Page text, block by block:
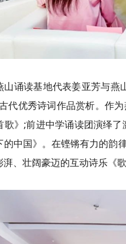
山诵读基地代表姜亚芳与燕
代优秀诗词作品赏析。作
歌》;前进中学诵读团演绎
的中国》。在铿锵有力的韵
、壮阔豪迈的互动诗乐《